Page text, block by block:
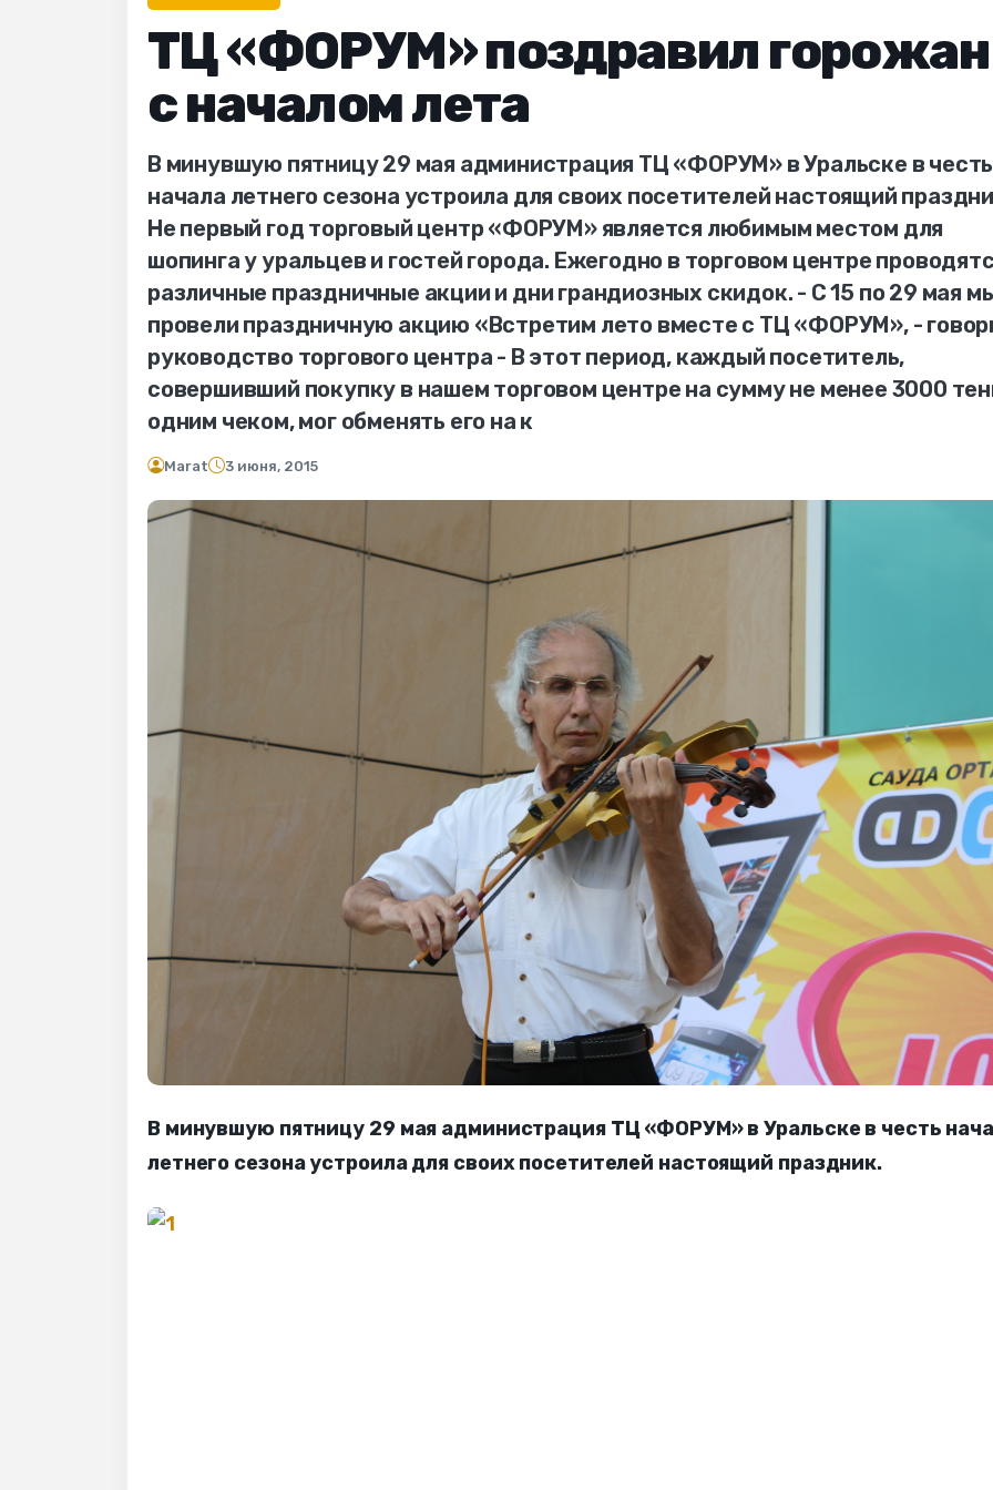
ТЦ «ФОРУМ» поздравил горожан
с началом лета
В минувшую пятницу 29 мая администрация ТЦ «ФОРУМ» в Уральске в честь
начала летнего сезона устроила для своих посетителей настоящий
Не первый год торговый центр «ФОРУМ» является любимым местом для
шопинга у уральцев и гостей города. Ежегодно в торговом центре
различные праздничные акции и дни грандиозных скидок. - С 15 по 29 мая
провели праздничную акцию «Встретим лето вместе с ТЦ «ФОРУМ», -
руководство торгового центра - В этот период, каждый посетитель,
совершивший покупку в нашем торговом центре на сумму не менее 3000
одним чеком, мог обменять его на к
Marat 3 июня, 2015
В минувшую пятницу 29 мая администрация ТЦ «ФОРУМ» в Уральске в честь
летнего сезона устроила для своих посетителей настоящий праздник.